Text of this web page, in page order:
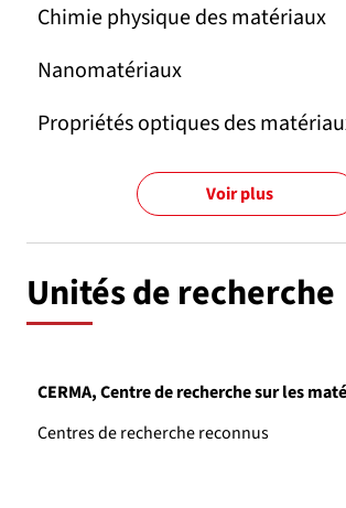
Chimie physique des matériaux
Nanomatériaux
Propriétés optiques des
Voir plus
Unités de recherche
CERMA, Centre de recherche sur les
Centres de recherche reconnus